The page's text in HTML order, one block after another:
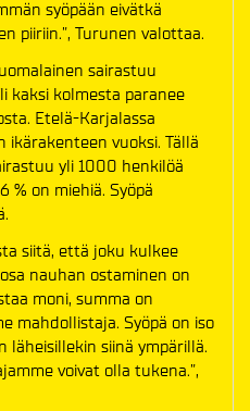
syöpään eivätkä
piiriin.”, Turunen valottaa.
sairastuu
kaksi kolmesta paranee
Etelä-Karjalassa
ikärakenteen vuoksi. Tällä
yli 1000 henkilöä
% on miehiä. Syöpä
siitä, että joku kulkee
nauhan ostaminen on
moni, summa on
mahdollistaja. Syöpä on iso
siinä ympärillä.
voivat olla tukena.”,